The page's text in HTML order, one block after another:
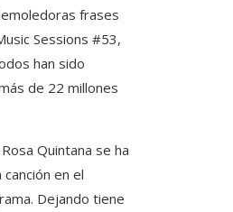
frases
Sessions #53,
han sido
de 22 millones
Quintana se ha
en el
Dejando tiene